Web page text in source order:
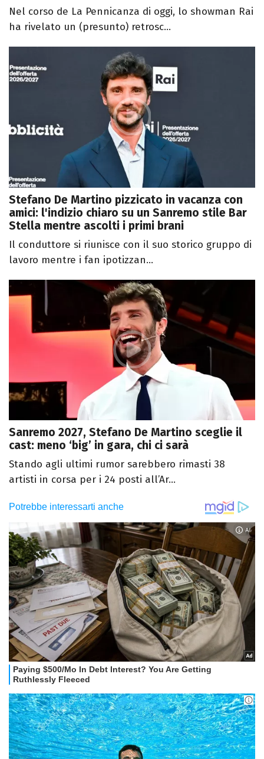
Nel corso de La Pennicanza di oggi, lo showman Rai
ha rivelato un (presunto) retrosc...
Stefano De Martino pizzicato in vacanza con
amici: l'indizio chiaro su un Sanremo stile Bar
Stella mentre ascolti i primi brani
Il conduttore si riunisce con il suo storico gruppo di
lavoro mentre i fan ipotizzan...
Sanremo 2027, Stefano De Martino sceglie il
cast: meno ‘big’ in gara, chi ci sarà
Stando agli ultimi rumor sarebbero rimasti 38
artisti in corsa per i 24 posti all’Ar...